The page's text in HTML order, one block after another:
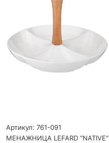
Артикул: 761-091
МЕНАЖНИЦА LEFARD "NATIVE"